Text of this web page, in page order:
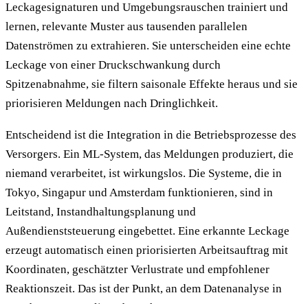
Leckagesignaturen und Umgebungsrauschen trainiert und
lernen, relevante Muster aus tausenden parallelen
Datenströmen zu extrahieren. Sie unterscheiden eine echte
Leckage von einer Druckschwankung durch
Spitzenabnahme, sie filtern saisonale Effekte heraus und sie
priorisieren Meldungen nach Dringlichkeit.
Entscheidend ist die Integration in die Betriebsprozesse des
Versorgers. Ein ML-System, das Meldungen produziert, die
niemand verarbeitet, ist wirkungslos. Die Systeme, die in
Tokyo, Singapur und Amsterdam funktionieren, sind in
Leitstand, Instandhaltungsplanung und
Außendienststeuerung eingebettet. Eine erkannte Leckage
erzeugt automatisch einen priorisierten Arbeitsauftrag mit
Koordinaten, geschätzter Verlustrate und empfohlener
Reaktionszeit. Das ist der Punkt, an dem Datenanalyse in